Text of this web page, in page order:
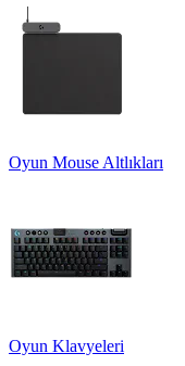
Oyun Mouse Altlıkları
Oyun Klavyeleri